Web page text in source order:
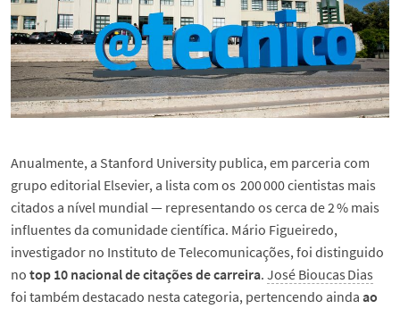
Anualmente, a Stanford University publica, em parceria com
grupo editorial Elsevier, a lista com os 200 000 cientistas mais
citados a nível mundial — representando os cerca de 2 % mais
influentes da comunidade científica. Mário Figueiredo,
investigador no Instituto de Telecomunicações, foi distinguido
no top 10 nacional de citações de carreira. José Bioucas Dias
foi também destacado nesta categoria, pertencendo ainda ao